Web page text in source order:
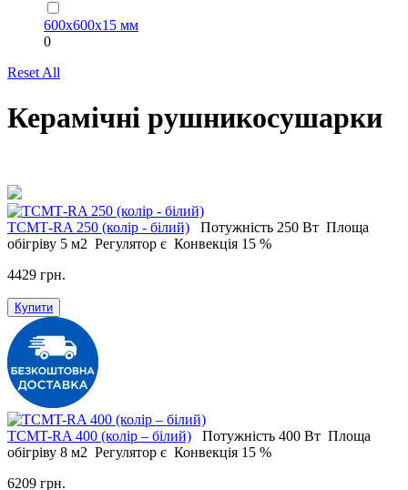
600х600х15 мм
0
Reset All
Керамічні рушникосушарки
ТСМТ-RA 250 (колір - білий) Потужність 250 Вт Площа
обігріву 5 м2 Регулятор є Конвекція 15 %
4429 грн.
Купити
ТСМT-RA 400 (колір – білий) Потужність 400 Вт Площа
обігріву 8 м2 Регулятор є Конвекція 15 %
6209 грн.